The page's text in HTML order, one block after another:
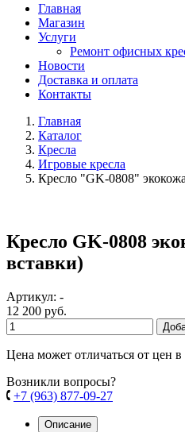
Главная
Магазин
Услуги
Ремонт офисных
Новости
Доставка и оплата
Контакты
Главная
Каталог
Кресла
Игровые кресла
Кресло "GK-0808"
Кресло GK-0808
вставки)
Артикул: -
12 200 руб.
Цена может отличаться от цен
Возникли вопросы?
+7 (963) 877-09-27
Описание